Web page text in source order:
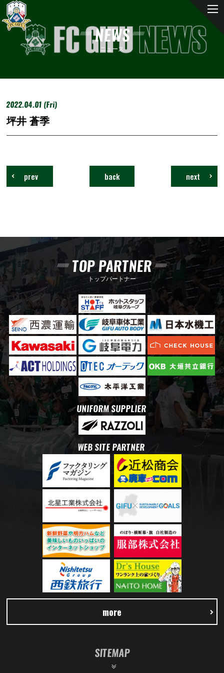
NEWS
ニュース
2022.04.01 (Fri)
坪井 蒼季
next
back
prev
TOP PARTNER
トップパートナー
UNIFORM SUPPLIER
WEB SITE PARTNER
more
SITEMAP